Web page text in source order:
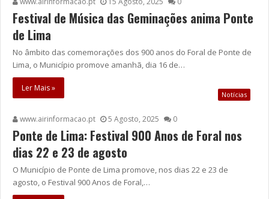
Festival de Música das Geminações anima Ponte
de Lima
No âmbito das comemorações dos 900 anos do Foral de Ponte de
Lima, o Município promove amanhã, dia 16 de…
Ler Mais »
Notícias
www.airinformacao.pt 5 Agosto, 2025 0
Ponte de Lima: Festival 900 Anos de Foral nos
dias 22 e 23 de agosto
O Município de Ponte de Lima promove, nos dias 22 e 23 de
agosto, o Festival 900 Anos de Foral,…